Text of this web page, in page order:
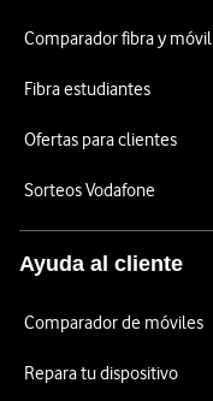
Comparador fibra y móvil
Fibra estudiantes
Ofertas para clientes
Sorteos Vodafone
Ayuda al cliente
Comparador de móviles
Repara tu dispositivo